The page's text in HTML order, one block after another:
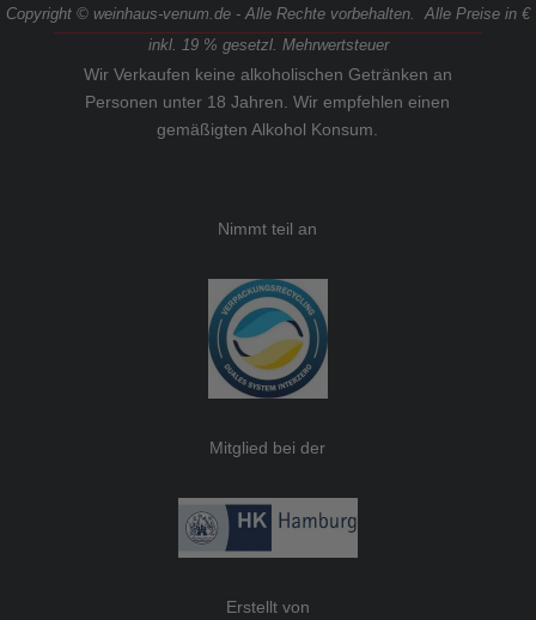
Copyright © weinhaus-venum.de - Alle Rechte vorbehalten. Alle Preise in €
inkl. 19 % gesetzl. Mehrwertsteuer
Wir Verkaufen keine alkoholischen Getränken an
Personen unter 18 Jahren. Wir empfehlen einen
gemäßigten Alkohol Konsum.
Nimmt teil an
Mitglied bei der
Erstellt von